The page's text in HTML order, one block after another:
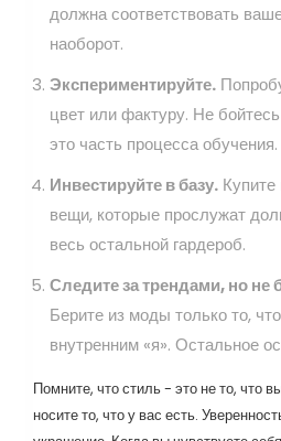
должна соответствовать
наоборот.
Экспериментируйте.
цвет или фактуру. Не
это часть процесса обучения.
Инвестируйте в базу.
вещи, которые прослужат
весь остальной гардероб.
Следите за трендами, но не
Берите из моды только то,
внутренним «я». Остальное
Помните, что стиль - это не то, что
носите то, что у вас есть.